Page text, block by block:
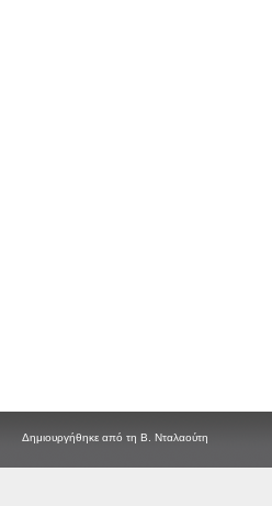
Δημιουργήθηκε από τη Β. Νταλαούτη